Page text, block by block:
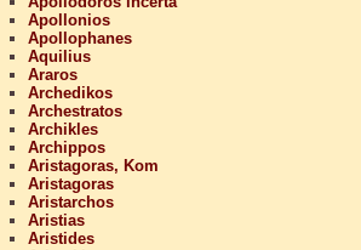
Apollonios
Apollophanes
Aquilius
Araros
Archedikos
Archestratos
Archikles
Archippos
Aristagoras, Kom
Aristagoras
Aristarchos
Aristias
Aristides